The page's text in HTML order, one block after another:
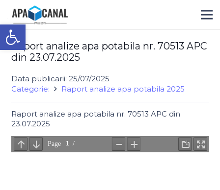
Deschide bara de unelte
Raport analize apa potabila nr. 70513 APC
din 23.07.2025
Data publicarii: 25/07/2025
Categorie:
Raport analize apa potabila 2025
Raport analize apa potabila nr. 70513 APC din
23.07.2025